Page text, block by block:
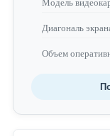
Модель
Диагональ
Объем